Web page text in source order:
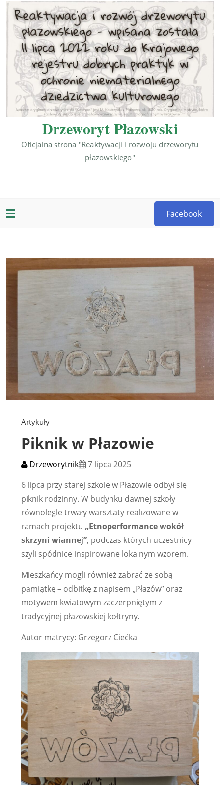
Drzeworyt Płazowski
Oficjalna strona "Reaktywacji i rozwoju drzeworytu
płazowskiego"
Facebook
Artykuły
Piknik w Płazowie
Drzeworytnik
7 lipca 2025
6 lipca przy starej szkole w Płazowie odbył się
piknik rodzinny. W budynku dawnej szkoły
równolegle trwały warsztaty realizowane w
ramach projektu „Etnoperformance wokół
skrzyni wiannej”, podczas których uczestnicy
szyli spódnice inspirowane lokalnym wzorem.
Mieszkańcy mogli również zabrać ze sobą
pamiątkę – odbitkę z napisem „Płazów” oraz
motywem kwiatowym zaczerpniętym z
tradycyjnej płazowskiej kołtryny.
Autor matrycy: Grzegorz Ciećka